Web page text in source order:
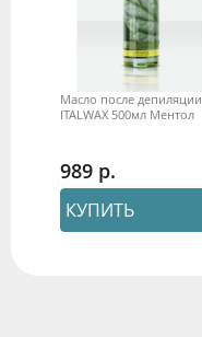
Масло после депиляции
ITALWAX 500мл Ментол
989
КУПИТЬ